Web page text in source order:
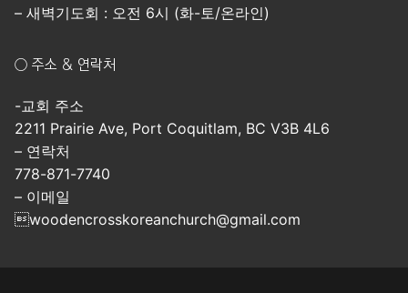
– 새벽기도회 : 오전 6시 (화-토/온라인)
○ 주소 & 연락처
-교회 주소
2211 Prairie Ave, Port Coquitlam, BC V3B 4L6
– 연락처
778-871-7740
– 이메일
woodencrosskoreanchurch@gmail.com